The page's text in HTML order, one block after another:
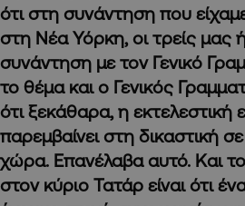
ότι στη συνάντηση που
στη Νέα Υόρκη, οι τρείς μας
συνάντηση με τον Γενικό
το θέμα και ο Γενικός
ότι ξεκάθαρα, η εκτελεστική
παρεμβαίνει στη δικαστική
χώρα. Επανέλαβα αυτό. Και
στον κύριο Τατάρ είναι ότι